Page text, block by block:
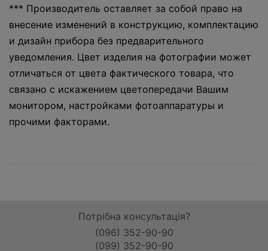
*** Производитель оставляет за собой право на
внесение изменений в конструкцию, комплектацию
и дизайн прибора без предварительного
уведомления. Цвет изделия на фотографии может
отличаться от цвета фактического товара, что
связано с искажением цветопередачи Вашим
монитором, настройками фотоаппаратуры и
прочими факторами.
Потрібна консультація?
(096) 352-90-90
(099) 352-90-90